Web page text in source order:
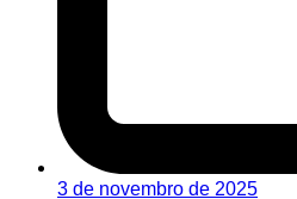
3 de novembro de 2025